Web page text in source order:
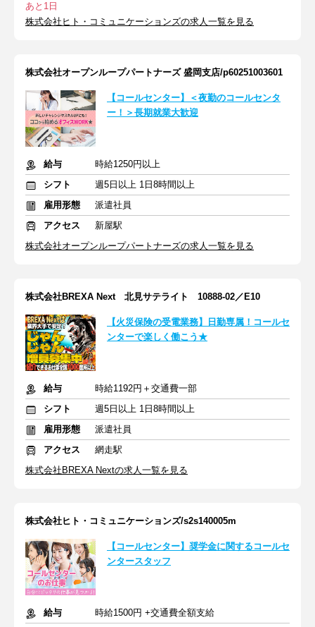
あと1日
株式会社ヒト・コミュニケーションズの求人一覧を見る
株式会社オープンループパートナーズ 盛岡支店/p60251003601
【コールセンター】＜夜勤のコールセンタ
ー！＞長期就業大歓迎
給与
時給1250円以上
シフト
週5日以上 1日8時間以上
雇用形態
派遣社員
アクセス
新屋駅
株式会社オープンループパートナーズの求人一覧を見る
株式会社BREXA Next 北見サテライト 10888-02／E10
【火災保険の受電業務】日勤専属！コールセ
ンターで楽しく働こう★
給与
時給1192円＋交通費一部
シフト
週5日以上 1日8時間以上
雇用形態
派遣社員
アクセス
網走駅
株式会社BREXA Nextの求人一覧を見る
株式会社ヒト・コミュニケーションズ/s2s140005m
【コールセンター】奨学金に関するコールセ
ンタースタッフ
給与
時給1500円 +交通費全額支給